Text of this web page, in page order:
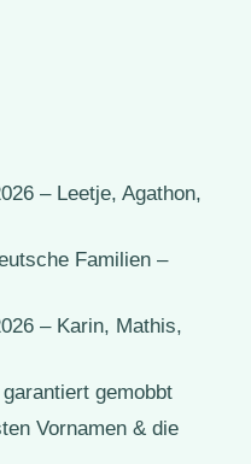
– Leetje, Agathon,
Familien –
– Karin, Mathis,
gemobbt
Vornamen & die